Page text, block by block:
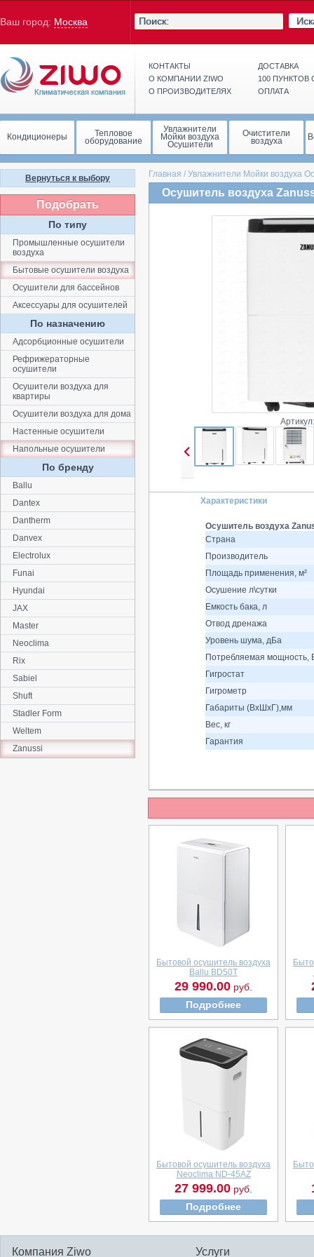
Ваш город: Москва
КОНТАКТЫ
О КОМПАНИИ ZIWO
О ПРОИЗВОДИТЕЛЯХ
ДОСТАВКА
100
ОПЛАТА
Кондиционеры Тепловое
оборудование
Увлажнители
Мойки воздуха
Осушители
Очистители
воздуха
Главная / Увлажнители Мойки воздуха
Осушитель воздуха
Характеристики
Осушитель воздуха
Страна
Производитель
Площадь применения, м²
Осушение л\сутки
Емкость бака, л
Отвод дренажа
Уровень шума, дБа
Потребляемая мощность,
Гигростат
Гигрометр
Габариты (ВхШхГ),мм
Вес, кг
Гарантия
Бытовой осушитель воздуха
Ballu BD50T
29 990.00 руб.
Подробнее
Бытовой осушитель воздуха
Neoclima ND-45AZ
27 999.00 руб.
Подробнее
Вернуться к выбору
Подобрать
По типу
Промышленные осушители
воздуха
Бытовые осушители воздуха
Осушители для бассейнов
Аксессуары для осушителей
По назначению
Адсорбционные осушители
Рефрижераторные
осушители
Осушители воздуха для
квартиры
Осушители воздуха для дома
Настенные осушители
Напольные осушители
По бренду
Ballu
Dantex
Dantherm
Danvex
Electrolux
Funai
Hyundai
JAX
Master
Neoclima
Rix
Sabiel
Shuft
Stadler Form
Weltem
Zanussi
Компания Ziwo Услуги